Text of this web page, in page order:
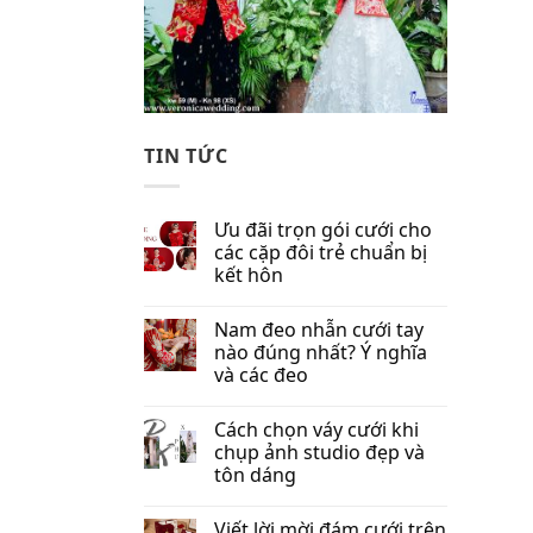
TIN TỨC
Ưu đãi trọn gói cưới cho
các cặp đôi trẻ chuẩn bị
kết hôn
Nam đeo nhẫn cưới tay
nào đúng nhất​? Ý nghĩa
và các đeo
Cách chọn váy cưới khi
chụp ảnh studio đẹp và
tôn dáng